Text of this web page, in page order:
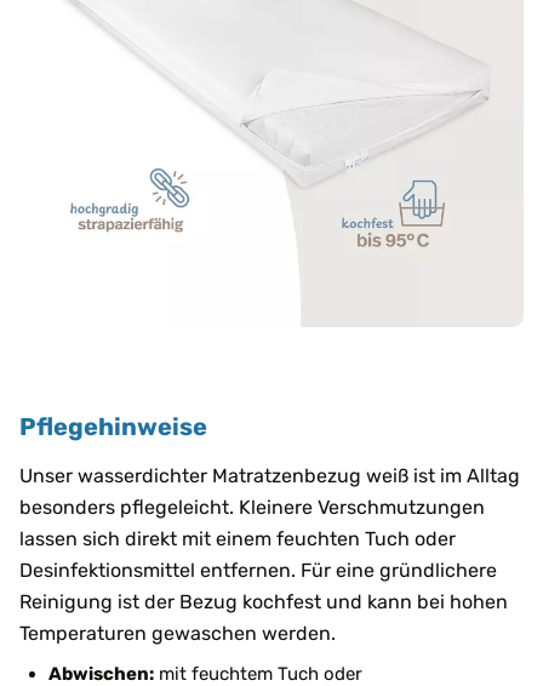
Pflegehinweise
Unser wasserdichter Matratzenbezug weiß ist im Alltag
besonders pflegeleicht. Kleinere Verschmutzungen
lassen sich direkt mit einem feuchten Tuch oder
Desinfektionsmittel entfernen. Für eine gründlichere
Reinigung ist der Bezug kochfest und kann bei hohen
Temperaturen gewaschen werden.
Abwischen: mit feuchtem Tuch oder